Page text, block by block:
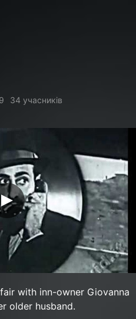
34 учасників
with inn-owner Giovanna
older husband.